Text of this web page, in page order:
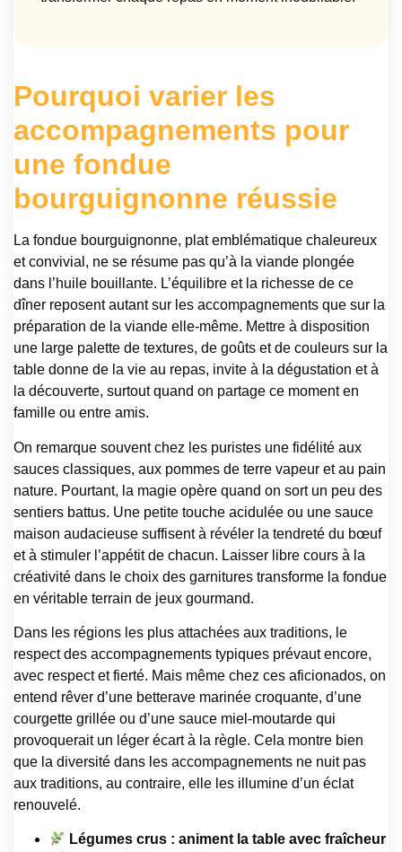
Pourquoi varier les
accompagnements pour
une fondue
bourguignonne réussie
La fondue bourguignonne, plat emblématique chaleureux
et convivial, ne se résume pas qu’à la viande plongée
dans l’huile bouillante. L’équilibre et la richesse de ce
dîner reposent autant sur les accompagnements que sur la
préparation de la viande elle-même. Mettre à disposition
une large palette de textures, de goûts et de couleurs sur la
table donne de la vie au repas, invite à la dégustation et à
la découverte, surtout quand on partage ce moment en
famille ou entre amis.
On remarque souvent chez les puristes une fidélité aux
sauces classiques, aux pommes de terre vapeur et au pain
nature. Pourtant, la magie opère quand on sort un peu des
sentiers battus. Une petite touche acidulée ou une sauce
maison audacieuse suffisent à révéler la tendreté du bœuf
et à stimuler l’appétit de chacun. Laisser libre cours à la
créativité dans le choix des garnitures transforme la fondue
en véritable terrain de jeux gourmand.
Dans les régions les plus attachées aux traditions, le
respect des accompagnements typiques prévaut encore,
avec respect et fierté. Mais même chez ces aficionados, on
entend rêver d’une betterave marinée croquante, d’une
courgette grillée ou d’une sauce miel-moutarde qui
provoquerait un léger écart à la règle. Cela montre bien
que la diversité dans les accompagnements ne nuit pas
aux traditions, au contraire, elle les illumine d’un éclat
renouvelé.
Légumes crus : animent la table avec fraîcheur